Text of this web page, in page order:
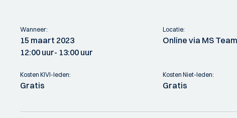
Wanneer:
15 maart 2023
12:00 uur- 13:00 uur
Locatie:
Online via MS
Kosten KIVI-leden:
Gratis
Kosten Niet-leden:
Gratis